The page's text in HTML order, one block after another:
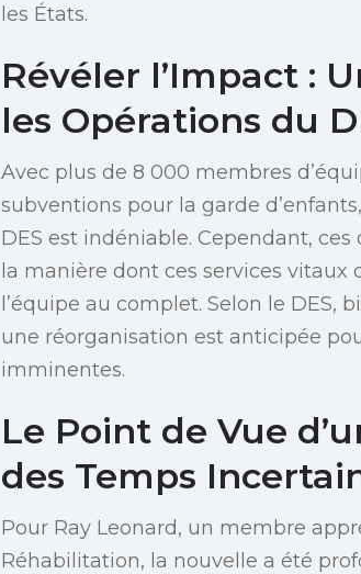
les États.
Révéler l’Impact :
les Opérations du
Avec plus de 8 000 membres
subventions pour la garde
DES est indéniable. Cependant,
la manière dont ces services
l’équipe au complet. Selon le DES,
une réorganisation est anticipée
imminentes.
Le Point de Vue
des Temps
Pour Ray Leonard, un membre
Réhabilitation, la nouvelle a été